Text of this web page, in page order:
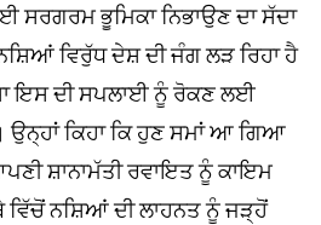
ਭੂਮਿਕਾ ਨਿਭਾਉਣ ਦਾ ਸੱਦਾ
ਵਿਰੁੱਧ ਦੇਸ਼ ਦੀ ਜੰਗ ਲੜ ਰਿਹਾ ਹੈ
ਇਸ ਦੀ ਸਪਲਾਈ ਨੂੰ ਰੋਕਣ ਲਈ
ਉਨ੍ਹਾਂ ਕਿਹਾ ਕਿ ਹੁਣ ਸਮਾਂ ਆ ਗਿਆ
ਸ਼ਾਨਾਮੱਤੀ ਰਵਾਇਤ ਨੂੰ ਕਾਇਮ
ਵਿੱਚੋਂ ਨਸ਼ਿਆਂ ਦੀ ਲਾਹਨਤ ਨੂੰ ਜੜ੍ਹੋਂ